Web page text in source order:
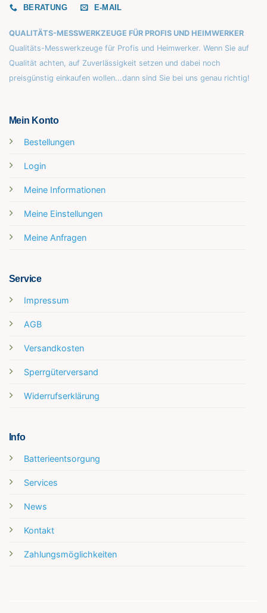
BERATUNG E-MAIL
QUALITÄTS-MESSWERKZEUGE FÜR PROFIS UND HEIMWERKER
Qualitäts-Messwerkzeuge für Profis und Heimwerker. Wenn Sie auf
Qualität achten, auf Zuverlässigkeit setzen und dabei noch
preisgünstig einkaufen wollen...dann sind Sie bei uns genau richtig!
Mein Konto
Bestellungen
Login
Meine Informationen
Meine Einstellungen
Meine Anfragen
Service
Impressum
AGB
Versandkosten
Sperrgüterversand
Widerrufserklärung
Info
Batterieentsorgung
Services
News
Kontakt
Zahlungsmöglichkeiten